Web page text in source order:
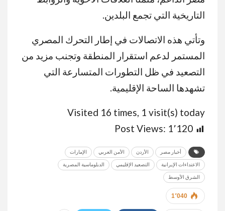
التاريخية التي تجمع البلدين.
وتأتي هذه الاتصالات في إطار التحرك المصري
المستمر لدعم استقرار المنطقة وتجنب مزيد من
التصعيد في ظل التطورات المتسارعة التي
تشهدها الساحة الإقليمية.
Visited 16 times, 1 visit(s) today
Post Views: 1٬120
أخبار مصر الأردن الأمن العربي الإمارات
الاعتداءات الإيرانية التصعيد الإقليمي الدبلوماسية المصرية
الشرق الأوسط
1٬040